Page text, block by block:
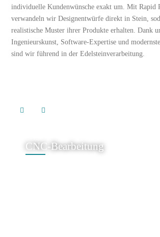
individuelle Kundenwünsche exakt um. Mit Rapid
verwandeln wir Designentwürfe direkt in Stein,
realistische Muster ihrer Produkte erhalten. Dank
Ingenieurskunst, Software-Expertise und
sind wir führend in der Edelsteinverarbeitung.
CNC-Bearbeitung